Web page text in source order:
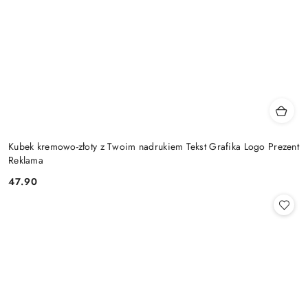
Kubek kremowo-złoty z Twoim nadrukiem Tekst Grafika Logo Prezent
Reklama
Cena:
47.90